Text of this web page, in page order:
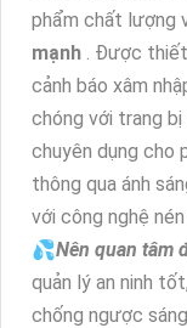
phẩm chất lượng
mạnh . Được thiết
cảnh báo xâm
chóng với trang
chuyên dụng cho
thông qua ánh
với công nghệ
💦Nên quan tâm
quản lý an ninh
chống ngược